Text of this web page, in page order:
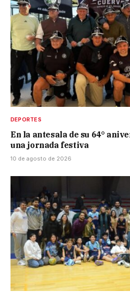
DEPORTES
En la antesala de su 64°
una jornada festiva
10 de agosto de 2026